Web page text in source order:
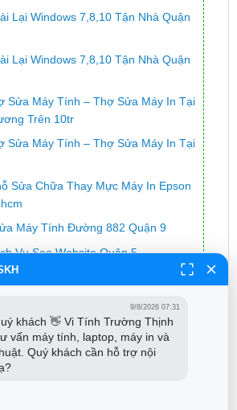
Lại Windows 7,8,10 Tận Nhà Quận
Lại Windows 7,8,10 Tận Nhà Quận
Sửa Máy Tính – Thợ Sửa Máy In Tại
Trên 10tr
Sửa Máy Tính – Thợ Sửa Máy In Tại
Sửa Chữa Thay Mực Máy In Epson
Máy Tính Đường 882 Quận 9
Vụ Seo Website Quận 5
Tủ Lạnh Có Mùi Hôi
Ty Sửa Nhà Ở Tại Quận Bình
9/8/2026 07:31
khách 👋 Vi Tính Trường Thịnh
vấn máy tính, laptop, máy in và
Quý khách cần hỗ trợ nội